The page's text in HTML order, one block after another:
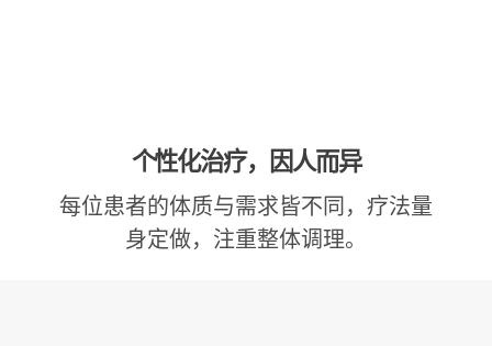
个性化治疗，因人而异
每位患者的体质与需求皆不同，疗法量
身定做，注重整体调理。